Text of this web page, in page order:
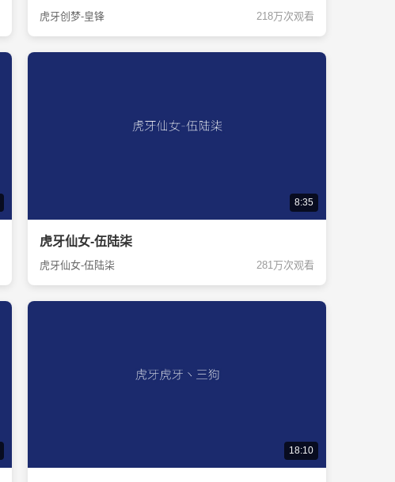
虎牙创梦-皇锋 218万次观看
8:35
虎牙仙女-伍陆柒
虎牙仙女-伍陆柒 281万次观看
18:10